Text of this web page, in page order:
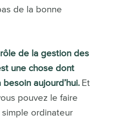
de la bonne
rôle de la gestion des
une chose dont
aujourd’hui. Et
pouvez le faire
simple ordinateur